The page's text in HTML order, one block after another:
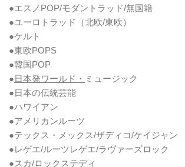
●エスノPOP/モダントラッド/無国籍
●ユーロトラッド（北欧/東欧）
●ケルト
●東欧POPS
●韓国POP
●日本発ワールド・ ミュージック
●日本の伝統芸能
●ハワイアン
●アメリカンルーツ
●テックス・メックス/ザディコ/ケイジャン
●レゲエ/ルーツレゲエ/ラヴァーズロック
●スカ/ロックステディ